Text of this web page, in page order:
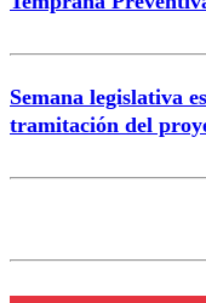
Semana legislativa
tramitación del